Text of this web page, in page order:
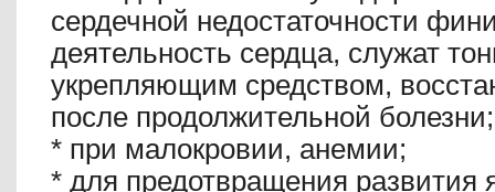
сердечной недостаточности
деятельность сердца, служат
укрепляющим средством,
после продолжительной болезни;
* при малокровии, анемии;
* для предотвращения развития